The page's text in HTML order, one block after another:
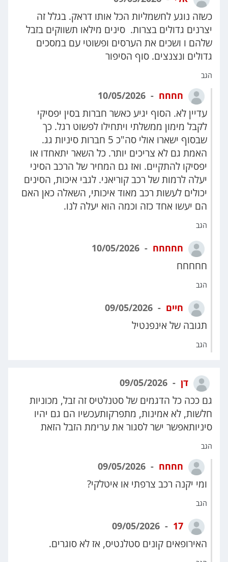
כשזה נוגע לחשמליות הכל אותו דראק. בגלל זה
יצרנים גדולים בצרות. סינים מילאו תשווקים בזבל
שלהם ו ושכים את הערסים ופשוטי עם במסכים
גדולים ונצנצים. סוף הסיפור
הגב
חחחח
עדיין לא. הסוף יגיע כאשר חברות בסין יפסיקי
לקבל מימון ממשלתי ויתחילו לפשוט רגל. כך
שבסוף ישארו אולי סה"כ 5 חברות סיניות גג.
האמת גם לא צריכים יותר. כל השאר יתאחדו או
יפסיקו להתקיים. ואז גם המחיר של הרכב הסיני
יעלה לרמות של רכב קוריאני. לגבי איכות, הסינים
יכולים לעשות רכב מאוד איכותי, השאלה כאן האם
הם יעשו אחד כזה וכמה הוא יעלה לנו.
הגב
חחחחח
חחחחח
הגב
חיים
תגובה של אינפנטיל
הגב
דן
גם ככה כל הדגמים של סטנלטיס זה זבל, מכוניות
חלשות, לא אמינות, מתפרקותעכשיו הם גם יהיו
סיניותאפשר ישר לסגור את ערימת הזבל הזאת
הגב
חחחח
ומי יקנה רכב צרפתי או איטלקי?
הגב
17
האירופאים קונים סטלנטיס, אז לא סוגרים.